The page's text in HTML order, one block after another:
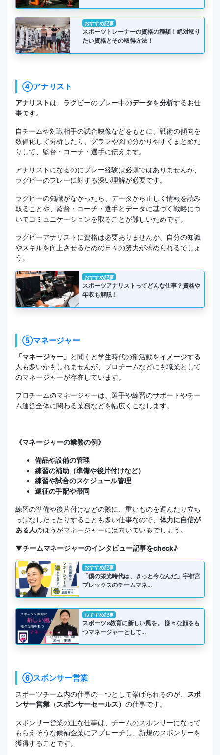
おすすめ記事
スポーツトレーナーの資格の種類！絶対取り
たい資格とその取得方法！
④アナリスト
アナリストは、ラグビーのプレー中のデータを分析するお仕
事です。
自チームや対戦相手の試合映像などをもとに、戦術の傾向を
数値化して分析したり、グラフや図で分かりやすくまとめた
りして、監督・コーチ・選手に伝えます。
アナリストになるのにプレー経験は必須ではありませんが、
ラグビーのプレーに対する深い理解が必要です。
ラグビーの知識がなかったら、データから正しく情報を読み
取ることや、監督・コーチ・選手とデータに基づく戦略につ
いてコミュニケーションを取ることが難しいためです。
ラグビーアナリストに資格は必要ありませんが、自分の知識
やスキルを向上させるための日々の努力が求められるでしょ
う。
おすすめ記事
スポーツアナリストってどんな仕事？資格や
年収も解説！
⑤マネージャー
「マネージャー」 と聞くと学生時代の部活動をイメージする
人も多いかもしれませんが、プロチームなどにも職業として
のマネージャーが存在しています。
プロチームのマネージャーは、選手や練習のサポートやチー
ム運営全体に関わる業務などを幅広くこなします。
《マネージャーの業務の例》
備品や設備の管理
練習の補助（準備や後片付けなど）
練習や試合のスケジュール管理
遠征の手配や帯同
練習の準備や後片付けなどの際に、重いものを運んだり立ち
っぱなしだったりすることも多い仕事なので、 体力に自信が
ある人のほうがマネージャーには向いているでしょう。
▼チームマネージャーのインタビュー記事をcheck♪
おすすめ記事
「僕の栄光時代は、きっと今なんだ」宇都宮
ブレックスのチームマネ…
おすすめ記事
スポーツ×教育に新しい風を。 様々な顔をも
つマネージャーとして…
⑥スポンサー営業
スポーツチーム内の仕事の一つとして挙げられるのが、
スポ
ンサー営業（スポンサーセールス） の仕事です。
スポンサー営業の主な仕事は、チームのスポンサーになって
もらえそうな候補企業にアプローチし、新規のスポンサーを
獲得することです。